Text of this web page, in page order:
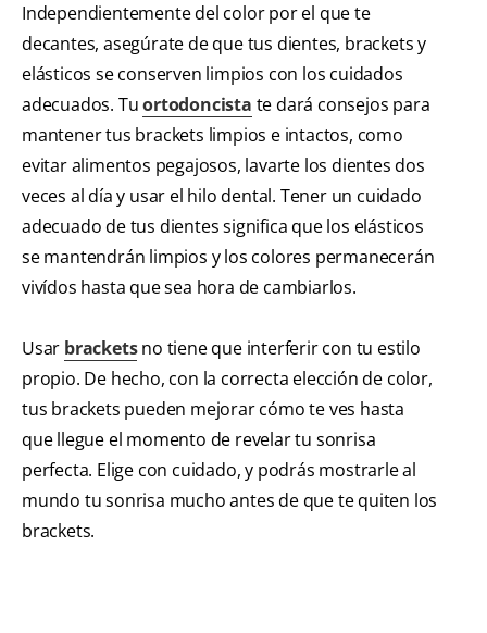
Independientemente del color por el que te
decantes, asegúrate de que tus dientes, brackets y
elásticos se conserven limpios con los cuidados
adecuados. Tuortodoncista te dará consejos para
mantener tus brackets limpios e intactos, como
evitar alimentos pegajosos, lavarte los dientes dos
veces al día y usar el hilo dental. Tener un cuidado
adecuado de tus dientes significa que los elásticos
se mantendrán limpios y los colores permanecerán
vivídos hasta que sea hora de cambiarlos.
Usar bracketsno tiene que interferir con tu estilo
propio. De hecho, con la correcta elección de color,
tus brackets pueden mejorar cómo te ves hasta
que llegue el momento de revelar tu sonrisa
perfecta. Elige con cuidado, y podrás mostrarle al
mundo tu sonrisa mucho antes de que te quiten los
brackets.